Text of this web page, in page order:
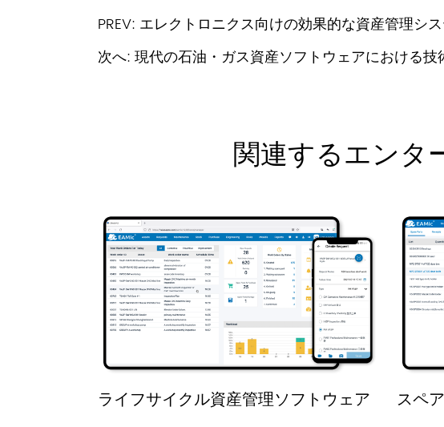
PREV: エレクトロニクス向けの効果的な資産管理シ
次へ: 現代の石油・ガス資産ソフトウェアにおける技
関連するエンタ
ライフサイクル資産管理ソフトウェア スペ